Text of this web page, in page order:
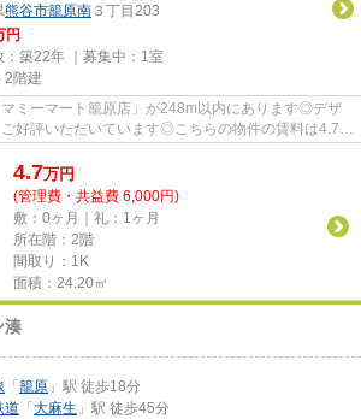
熊谷市籠原南 ３丁目203
円
：築22年 ｜募集中： 1室
2階建
ミーマート籠原店」が248m以内にあります◎デザ
好評いただいています◎こちらの物件の賃料は4.7万
件情...
4.7万円
(管理費・共益費 6,000円)
敷：0ヶ月｜礼：1ヶ月
所在階：2階
間取り：1K
面積：24.20㎡
湊
「 籠原 」駅 徒歩18分
道 「 大麻生 」駅 徒歩45分